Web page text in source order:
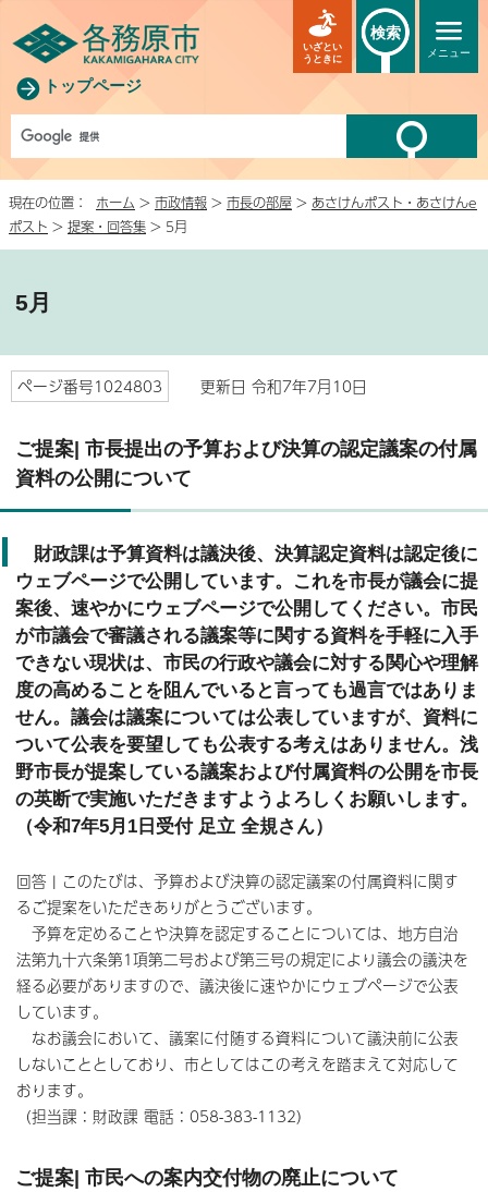
トップページ
メニュー
いざとい
うときに
検索
現在の位置： ホーム > 市政情報 > 市長の部屋 > あさけんポスト・あさけんe
ポスト > 提案・回答集 > 5月
5月
ページ番号1024803 更新日 令和7年7月10日
ご提案| 市長提出の予算および決算の認定議案の付属
資料の公開について
財政課は予算資料は議決後、決算認定資料は認定後に
ウェブページで公開しています。これを市長が議会に提
案後、速やかにウェブページで公開してください。市民
が市議会で審議される議案等に関する資料を手軽に入手
できない現状は、市民の行政や議会に対する関心や理解
度の高めることを阻んでいると言っても過言ではありま
せん。議会は議案については公表していますが、資料に
ついて公表を要望しても公表する考えはありません。浅
野市長が提案している議案および付属資料の公開を市長
の英断で実施いただきますようよろしくお願いします。
（令和7年5月1日受付 足立 全規さん）
回答 | このたびは、予算および決算の認定議案の付属資料に関す
るご提案をいただきありがとうございます。
予算を定めることや決算を認定することについては、地方自治
法第九十六条第1項第二号および第三号の規定により議会の議決を
経る必要がありますので、議決後に速やかにウェブページで公表
しています。
なお議会において、議案に付随する資料について議決前に公表
しないこととしており、市としてはこの考えを踏まえて対応して
おります。
（担当課：財政課 電話：058-383-1132）
ご提案| 市民への案内交付物の廃止について